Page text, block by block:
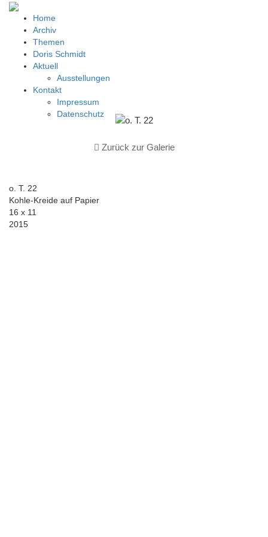
Home
Archiv
Themen
Doris Schmidt
Aktuell
Ausstellungen
Kontakt
Impressum
Datenschutz
Zurück zur Galerie
o. T. 22
Kohle-Kreide auf Papier
16 x 11
2015